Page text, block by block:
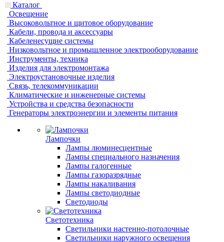
Каталог
Освещение
Высоковольтное и щитовое оборудование
Кабели, провода и аксессуары
Кабеленесущие системы
Низковольтное и промышленное электрооборудование
Инструменты, техника
Изделия для электромонтажа
Электроустановочные изделия
Связь, телекоммуникации
Климатические и инженерные системы
Устройства и средства безопасности
Генераторы электроэнергии и элементы питания
Лампочки
Лампы люминесцентные
Лампы специального назначения
Лампы галогенные
Лампы газоразрядные
Лампы накаливания
Лампы светодиодные
Светодиоды
Светотехника
Светильники настенно-потолочные
Светильники наружного освещения